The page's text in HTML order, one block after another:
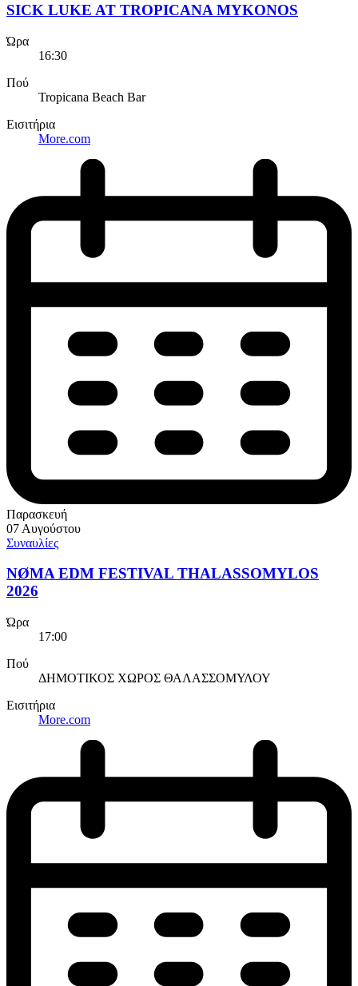
SICK LUKE AT TROPICANA MYKONOS
Ώρα
16:30
Πού
Tropicana Beach Bar
Εισιτήρια
More.com
Παρασκευή
07 Αυγούστου
Συναυλίες
NØMA EDM FESTIVAL THALASSOMYLOS
2026
Ώρα
17:00
Πού
ΔΗΜΟΤΙΚΟΣ ΧΩΡΟΣ ΘΑΛΑΣΣΟΜΥΛΟΥ
Εισιτήρια
More.com